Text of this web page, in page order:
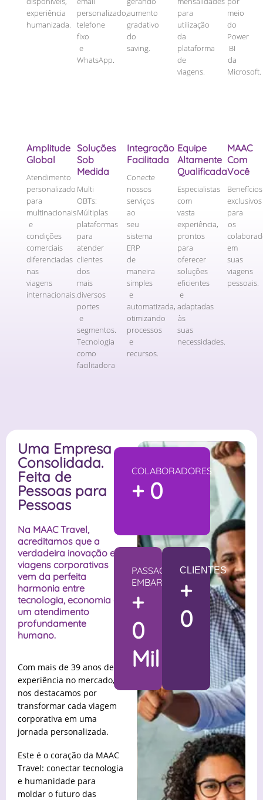
experiência
humanizada.
personalizado,
telefone
fixo
e
WhatsApp.
aumento
gradativo
do
saving.
para
utilização
da
plataforma
de
viagens.
meio
do
Power
BI
da
Microsoft.
Amplitude
Global
Atendimento
personalizado
para
multinacionais
e
condições
comerciais
diferenciadas
nas
viagens
internacionais.
Soluções
Sob
Medida
Multi
OBTs:
Múltiplas
plataformas
para
atender
clientes
dos
mais
diversos
portes
e
segmentos.
Tecnologia
como
facilitadora
Integração
Facilitada
Conecte
nossos
serviços
ao
seu
sistema
ERP
de
maneira
simples
e
automatizada,
otimizando
processos
e
recursos.
Equipe
Altamente
Qualificada
Especialistas
com
vasta
experiência,
prontos
para
oferecer
soluções
eficientes
e
adaptadas
às
suas
necessidades.
MAAC
Com
Você
Benefícios
exclusivos
para
os
em
suas
viagens
pessoais.
Uma Empresa
Consolidada.
Feita de
Pessoas para
Pessoas
Na MAAC Travel,
acreditamos que a
verdadeira inovação em
viagens corporativas
vem da perfeita
harmonia entre
tecnologia, economia e
um atendimento
profundamente
humano.
Com mais de 39 anos de
experiência no mercado,
nos destacamos por
transformar cada viagem
corporativa em uma
jornada personalizada.
Este é o coração da MAAC
Travel: conectar tecnologia
e humanidade para
moldar o futuro das
COLABORADORES
+ 0
PASSAGEIROS
EMBARCADOS
+
0
Mil
CLIENTES
+
0